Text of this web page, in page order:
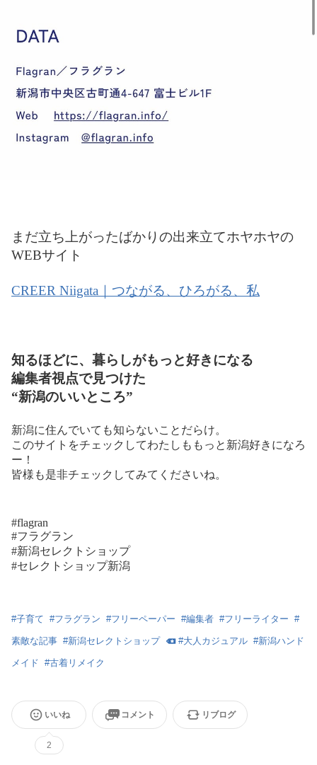
まだ立ち上がったばかりの出来立てホヤホヤの
WEBサイト
CREER Niigata｜つながる、ひろがる、私
知るほどに、暮らしがもっと好きになる
編集者視点で見つけた
“新潟のいいところ”
新潟に住んでいても知らないことだらけ。
このサイトをチェックしてわたしももっと新潟好きになろ
ー！
皆様も是非チェックしてみてくださいね。
#flagran
#フラグラン
#新潟セレクトショップ
#セレクトショップ新潟
#子育て #フラグラン #フリーペーパー #編集者 #フリーライター #
素敵な記事 #新潟セレクトショップ #大人カジュアル #新潟ハンド
メイド #古着リメイク
いいね
2
コメント リブログ